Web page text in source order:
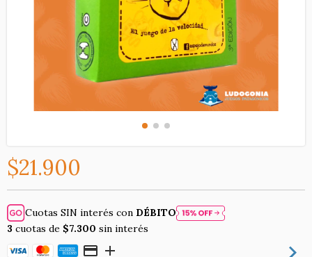
$21.900
Cuotas SIN interés con DÉBITO
3 cuotas de $7.300 sin interés